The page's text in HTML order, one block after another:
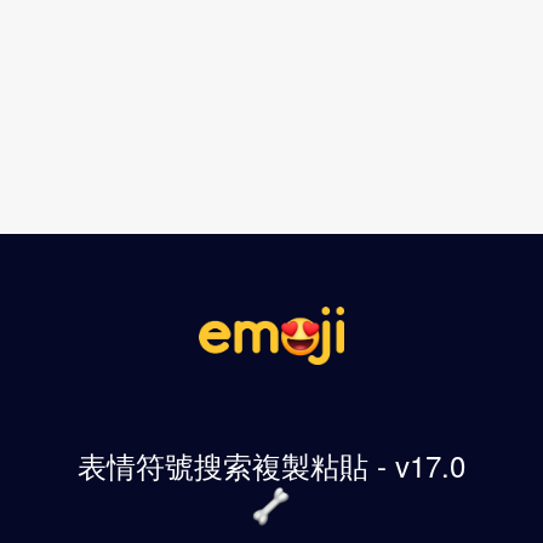
表情符號搜索複製粘貼 - v17.0